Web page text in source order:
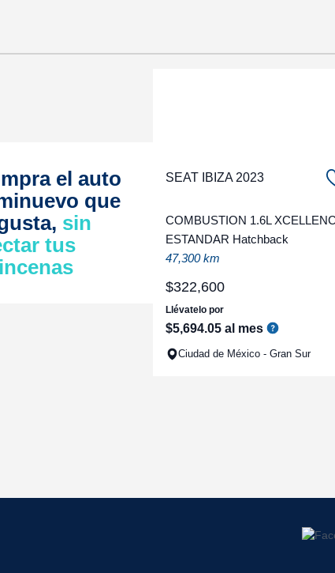
el auto
que
sin
tus
SEAT IBIZA 2023
COMBUSTION 1.6L
ESTANDAR Hatchback
47,300 km
$322,600
Llévatelo por
$5,694.05 al mes
Ciudad de México - Gran Sur